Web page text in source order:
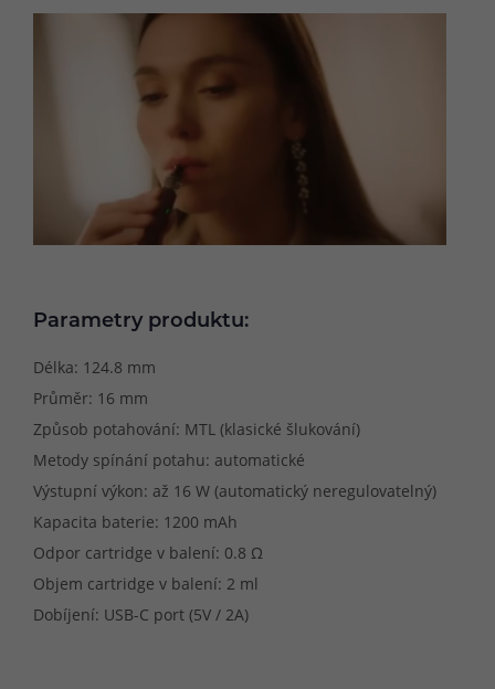
Parametry produktu:
Délka: 124.8 mm
Průměr: 16 mm
Způsob potahování: MTL (klasické šlukování)
Metody spínání potahu: automatické
Výstupní výkon: až 16 W (automatický neregulovatelný)
Kapacita baterie: 1200 mAh
Odpor cartridge v balení: 0.8 Ω
Objem cartridge v balení: 2 ml
Dobíjení: USB-C port (5V / 2A)